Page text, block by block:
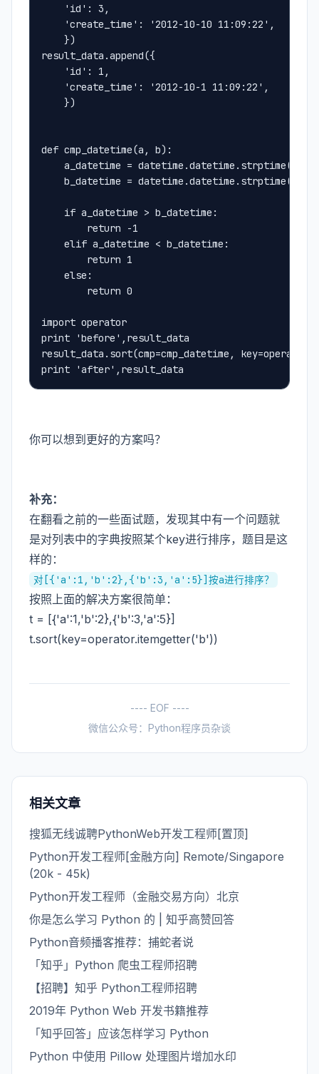
    'id': 3,
    'create_time': '2012-10-10 11:09:22',
    })
result_data.append({
    'id': 1,
    'create_time': '2012-10-1 11:09:22',
    })
def cmp_datetime(a, b):
a_datetime = datetime.datetime.strptime(a,
b_datetime = datetime.datetime.strptime(b,
    if a_datetime > b_datetime:
        return -1
    elif a_datetime < b_datetime:
        return 1
    else:
        return 0
import operator
print 'before',result_data
result_data.sort(cmp=cmp_datetime,
print 'after',result_data
你可以想到更好的方案吗？
补充：
在翻看之前的一些面试题，发现其中有一个问题就
是对列表中的字典按照某个key进行排序，题目是这
样的：
对[{'a':1,'b':2},{'b':3,'a':5}]按a进行排序？
按照上面的解决方案很简单：
t = [{'a':1,'b':2},{'b':3,'a':5}]
t.sort(key=operator.itemgetter('b'))
---- EOF ----
微信公众号：Python程序员杂谈
相关文章
搜狐无线诚聘PythonWeb开发工程师[置顶]
Python开发工程师[金融方向] Remote/Singapore
(20k - 45k)
Python开发工程师（金融交易方向）北京
你是怎么学习 Python 的 | 知乎高赞回答
Python音频播客推荐：捕蛇者说
「知乎」Python 爬虫工程师招聘
【招聘】知乎 Python工程师招聘
2019年 Python Web 开发书籍推荐
「知乎回答」应该怎样学习 Python
Python 中使用 Pillow 处理图片增加水印